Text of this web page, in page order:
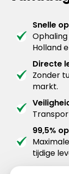
Snelle
Holland
Directe
Zonder
markt.
99,5%
tijdige